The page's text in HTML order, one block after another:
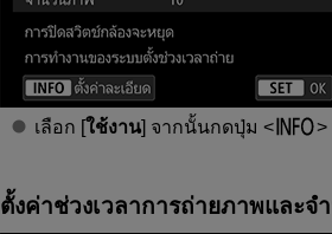
เลือก [ใช้งาน] จากนั้นกดปุ่ม
ตั้งค่าช่วงเวลาการถ่ายภาพและจ